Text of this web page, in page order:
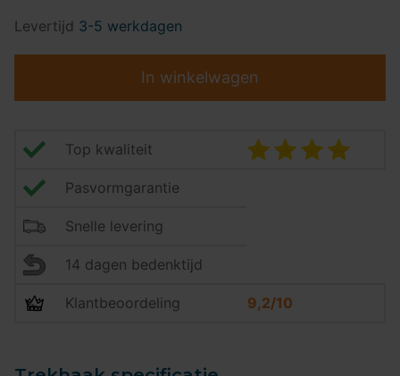
Levertijd 3-5 werkdagen
In winkelwagen
Top kwaliteit
Pasvormgarantie
Snelle levering
14 dagen bedenktijd
Klantbeoordeling 9,2/10